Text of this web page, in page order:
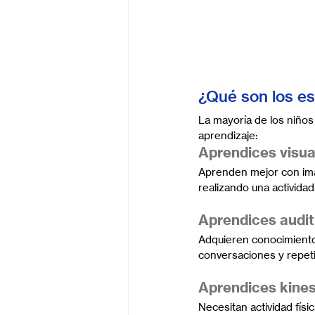
¿Qué son los
La mayoría de los
aprendizaje:
Aprendices
Aprenden mejor con
realizando una
Aprendices
Adquieren
conversaciones y
Aprendices
Necesitan actividad